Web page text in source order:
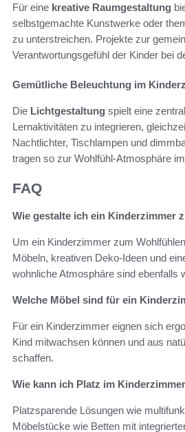
Für eine kreative Raumgestaltung
selbstgemachte Kunstwerke oder
zu unterstreichen. Projekte zur
Verantwortungsgefühl der Kinder bei
Gemütliche Beleuchtung im
Die Lichtgestaltung spielt eine
Lernaktivitäten zu integrieren,
Nachtlichter, Tischlampen und
tragen so zur Wohlfühl-Atmosphäre
FAQ
Wie gestalte ich ein Kinderzimmer
Um ein Kinderzimmer zum
Möbeln, kreativen Deko-Ideen und
wohnliche Atmosphäre sind ebenfalls
Welche Möbel sind für ein
Für ein Kinderzimmer eignen sich
Kind mitwachsen können und aus
schaffen.
Wie kann ich Platz im
Platzsparende Lösungen wie
Möbelstücke wie Betten mit